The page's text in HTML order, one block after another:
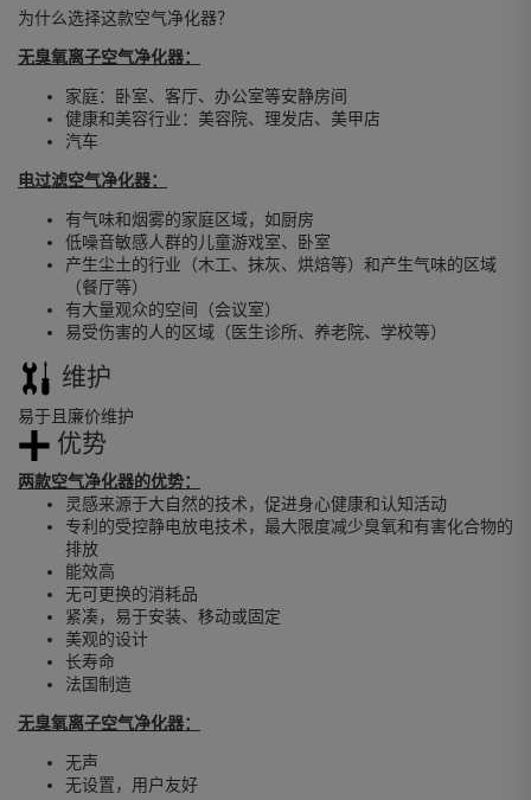
为什么选择这款空气净化器？
无臭氧离子空气净化器：
家庭：卧室、客厅、办公室等安静房间
健康和美容行业：美容院、理发店、美甲店
汽车
电过滤空气净化器：
有气味和烟雾的家庭区域，如厨房
低噪音敏感人群的儿童游戏室、卧室
产生尘土的行业（木工、抹灰、烘焙等）和产生气味的区域
（餐厅等）
有大量观众的空间（会议室）
易受伤害的人的区域（医生诊所、养老院、学校等）
维护
易于且廉价维护
优势
两款空气净化器的优势：
灵感来源于大自然的技术，促进身心健康和认知活动
专利的受控静电放电技术，最大限度减少臭氧和有害化合物的
排放
能效高
无可更换的消耗品
紧凑，易于安装、移动或固定
美观的设计
长寿命
法国制造
无臭氧离子空气净化器：
无声
无设置，用户友好